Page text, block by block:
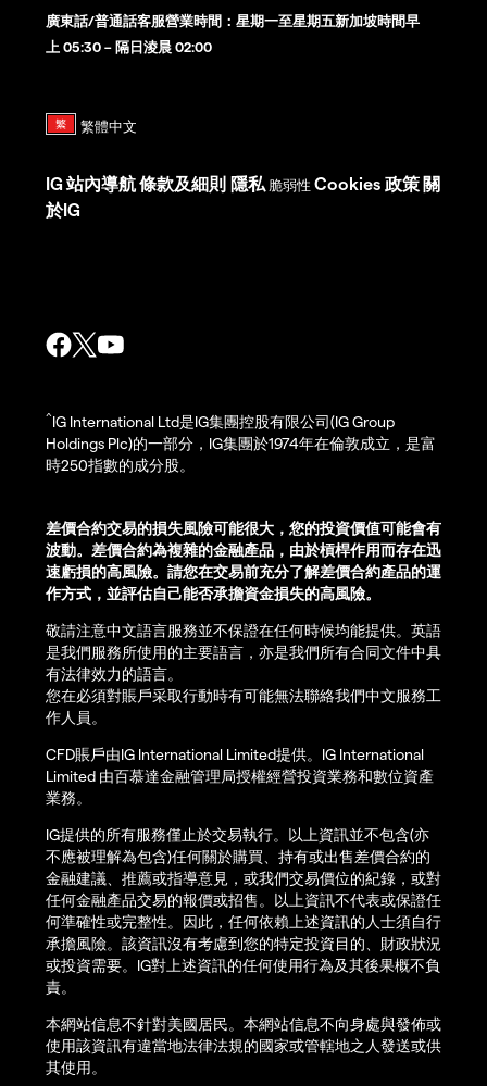
廣東話/普通話客服營業時間：星期一至星期五新加坡時間早
上 05:30 – 隔日淩晨 02:00
IG 站內導航條款及細則 隱私 脆弱性 Cookies 政策 關
於IG
^IG International Ltd是IG集團控股有限公司(IG Group
Holdings Plc)的一部分，IG集團於1974年在倫敦成立，是富
時250指數的成分股。
差價合約交易的損失風險可能很大，您的投資價值可能會有
波動。差價合約為複雜的金融產品，由於槓桿作用而存在迅
速虧損的高風險。請您在交易前充分了解差價合約產品的運
作方式，並評估自己能否承擔資金損失的高風險。
敬請注意中文語言服務並不保證在任何時候均能提供。英語
是我們服務所使用的主要語言，亦是我們所有合同文件中具
有法律效力的語言。
您在必須對賬戶采取行動時有可能無法聯絡我們中文服務工
作人員。
CFD賬戶由IG International Limited提供。IG International
Limited 由百慕達金融管理局授權經營投資業務和數位資產
業務。
IG提供的所有服務僅止於交易執行。以上資訊並不包含(亦
不應被理解為包含)任何關於購買、持有或出售差價合約的
金融建議、推薦或指導意見，或我們交易價位的紀錄，或對
任何金融產品交易的報價或招售。以上資訊不代表或保證任
何準確性或完整性。因此，任何依賴上述資訊的人士須自行
承擔風險。該資訊沒有考慮到您的特定投資目的、財政狀況
或投資需要。IG對上述資訊的任何使用行為及其後果概不負
責。
本網站信息不針對美國居民。本網站信息不向身處與發佈或
使用該資訊有違當地法律法規的國家或管轄地之人發送或供
其使用。